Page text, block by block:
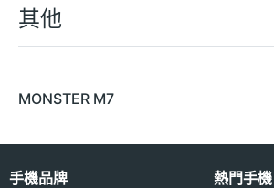
其他
MONSTER M7
手機品牌 熱門手機